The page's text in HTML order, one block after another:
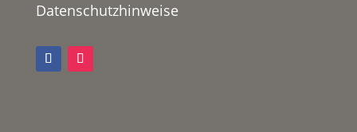
Datenschutzhinweise